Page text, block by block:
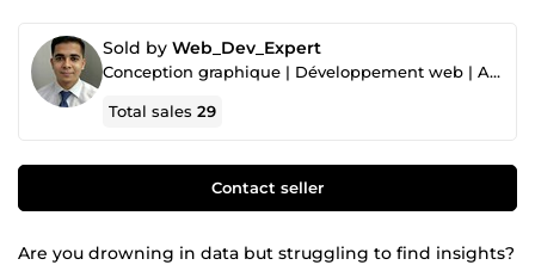
Sold by Web_Dev_Expert
Conception graphique | Développement web | Analyse de données
Total sales29
Contact seller
Are you drowning in data but struggling to find insights?